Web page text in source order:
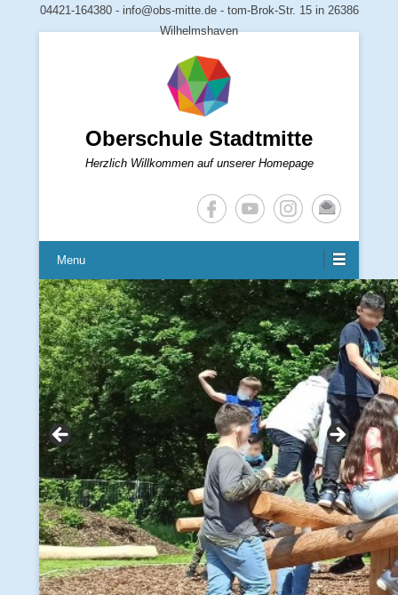
04421-164380 - info@obs-mitte.de - tom-Brok-Str. 15 in 26386
Wilhelmshaven
Oberschule Stadtmitte
Herzlich Willkommen auf unserer Homepage
Menu